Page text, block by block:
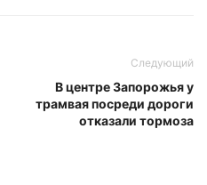
Следующий
В центре Запорожья у
трамвая посреди дороги
отказали тормоза